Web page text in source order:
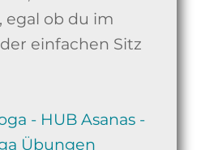
egal ob du im
einfachen Sitz